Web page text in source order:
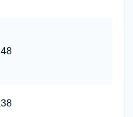
48
38